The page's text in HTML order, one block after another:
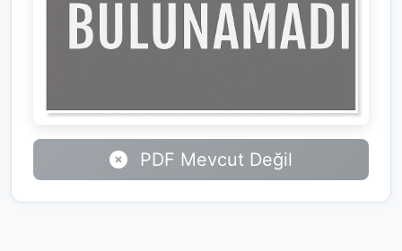
PDF Mevcut Değil